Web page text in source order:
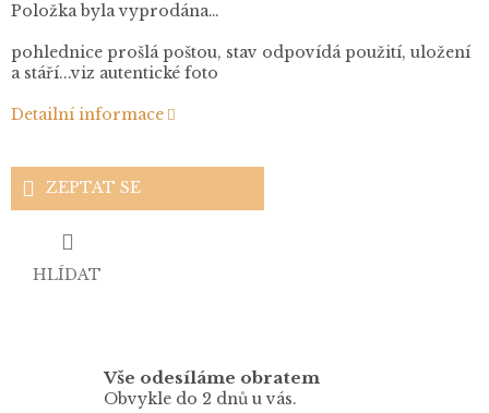
Položka byla vyprodána…
pohlednice prošlá poštou, stav odpovídá použití, uložení
a stáří...viz autentické foto
Detailní informace
ZEPTAT SE
HLÍDAT
Vše odesíláme obratem
Obvykle do 2 dnů u vás.